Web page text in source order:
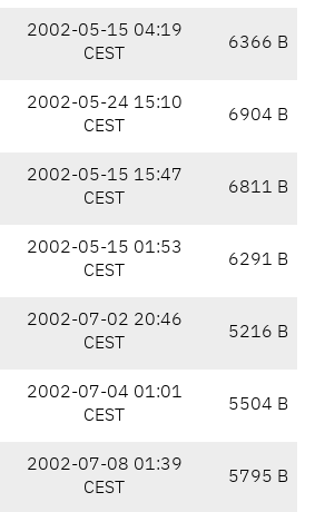
2002-05-15 04:19
CEST
6366 B
2002-05-24 15:10
CEST
6904 B
2002-05-15 15:47
CEST
6811 B
2002-05-15 01:53
CEST
6291 B
2002-07-02 20:46
CEST
5216 B
2002-07-04 01:01
CEST
5504 B
2002-07-08 01:39
CEST
5795 B